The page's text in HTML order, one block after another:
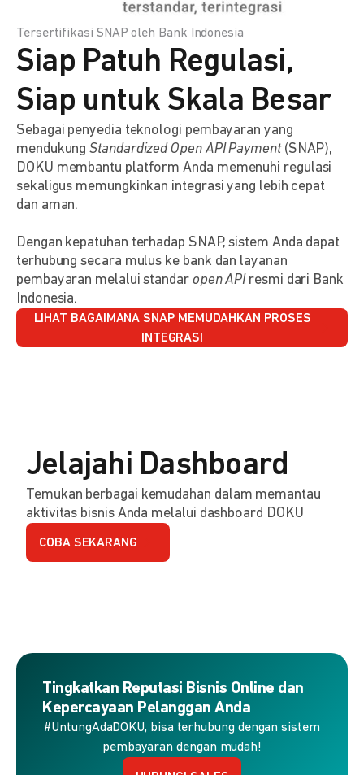
Tersertifikasi SNAP oleh Bank Indonesia
Siap Patuh Regulasi,
Siap untuk Skala Besar
Sebagai penyedia teknologi pembayaran yang
mendukungStandardized Open API Payment(SNAP),
DOKU membantu platform Anda memenuhi regulasi
sekaligus memungkinkan integrasi yang lebih cepat
dan aman.
Dengan kepatuhan terhadap SNAP, sistem Anda dapat
terhubung secara mulus ke bank dan layanan
pembayaran melalui standar open APIresmi dari Bank
Indonesia.
LIHAT BAGAIMANA SNAP MEMUDAHKAN PROSES
INTEGRASI
Jelajahi Dashboard
Temukan berbagai kemudahan dalam memantau
aktivitas bisnis Anda melalui dashboard DOKU
COBA SEKARANG
Tingkatkan Reputasi Bisnis Online dan
Kepercayaan Pelanggan Anda
#UntungAdaDOKU, bisa terhubung dengan sistem
pembayaran dengan mudah!